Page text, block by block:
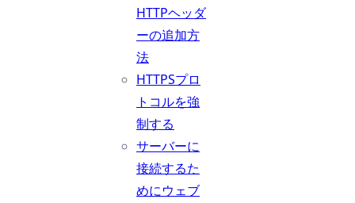
HTTPヘッダ
ーの追加方
法
HTTPSプロ
トコルを強
制する
サーバーに
接続するた
めにウェブ